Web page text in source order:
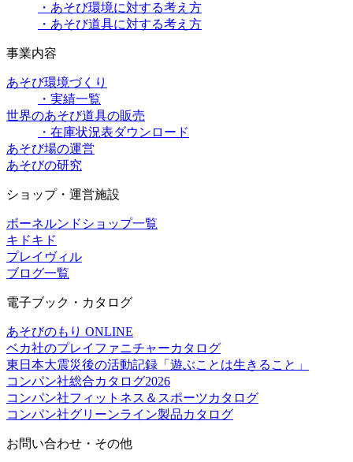
・あそび環境に対する考え方
・あそび道具に対する考え方
事業内容
あそび環境づくり
・実績一覧
世界のあそび道具の販売
・在庫状況表ダウンロード
あそび場の運営
あそびの研究
ショップ・運営施設
ボーネルンドショップ一覧
キドキド
プレイヴィル
ブログ一覧
電子ブック・カタログ
あそびのもり ONLINE
ベカ社のプレイファニチャーカタログ
東日本大震災後の活動記録「遊ぶことは生きること」
コンパン社総合カタログ2026
コンパン社フィットネス＆スポーツカタログ
コンパン社グリーンライン製品カタログ
お問い合わせ・その他